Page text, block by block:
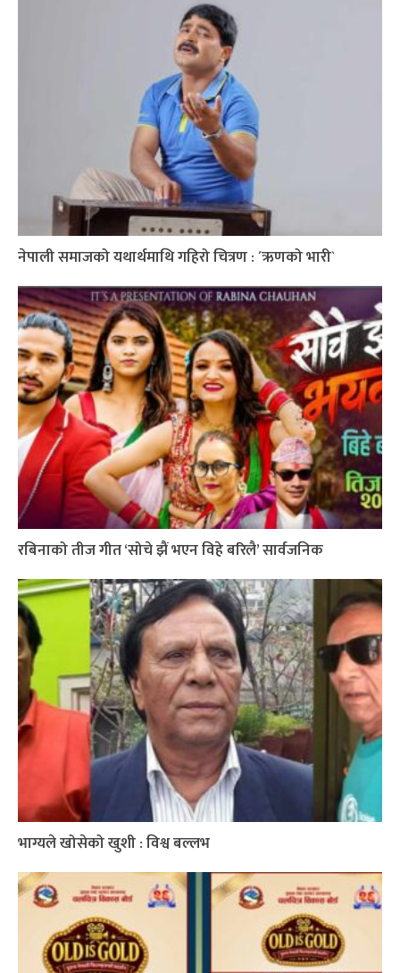
नेपाली समाजको यथार्थमाथि गहिरो चित्रण : ´ऋणको भारी`
रबिनाको तीज गीत ‘सोचे झैं भएन विहे बरिलै’ सार्वजनिक
भाग्यले खोसेको खुशी : विश्व बल्लभ